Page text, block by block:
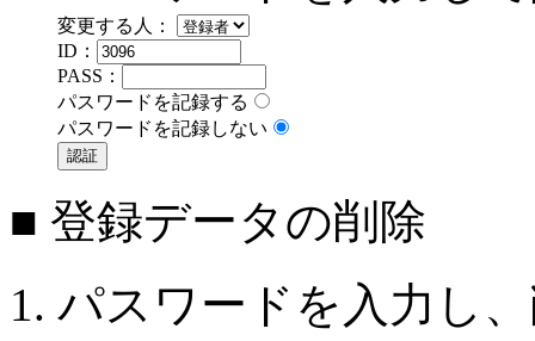
変更する人：
ID：
PASS：
パスワードを記録する
パスワードを記録しない
■ 登録データの削除
パスワードを入力し